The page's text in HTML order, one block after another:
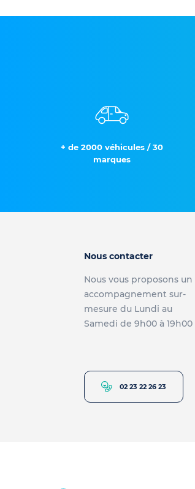
+ de 2000 véhicules / 30
marques
Nous contacter
Nous vous proposons un
accompagnement sur-
mesure du Lundi au
Samedi de 9h00 à 19h00
02 23 22 26 23